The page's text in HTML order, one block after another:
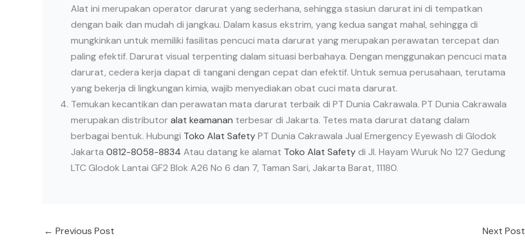
Alat ini merupakan operator darurat yang sederhana, sehingga stasiun darurat ini di tempatkan
dengan baik dan mudah di jangkau. Dalam kasus ekstrim, yang kedua sangat mahal, sehingga di
mungkinkan untuk memiliki fasilitas pencuci mata darurat yang merupakan perawatan tercepat dan
paling efektif. Darurat visual terpenting dalam situasi berbahaya. Dengan menggunakan pencuci mata
darurat, cedera kerja dapat di tangani dengan cepat dan efektif. Untuk semua perusahaan, terutama
yang bekerja di lingkungan kimia, wajib menyediakan obat cuci mata darurat.
Temukan kecantikan dan perawatan mata darurat terbaik di PT Dunia Cakrawala. PT Dunia Cakrawala
merupakan distributoralat keamanan terbesar di Jakarta. Tetes mata darurat datang dalam
berbagai bentuk. Hubungi Toko Alat SafetyPT Dunia Cakrawala Jual Emergency Eyewash di Glodok
Jakarta 0812-8058-8834 Atau datang ke alamat Toko Alat Safetydi Jl. Hayam Wuruk No 127 Gedung
LTC Glodok Lantai GF2 Blok A26 No 6 dan 7, Taman Sari, Jakarta Barat, 11180.
← Previous Post Next Post